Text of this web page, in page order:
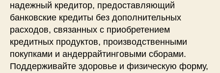
надежный кредитор, предоставляющий
банковские кредиты без дополнительных
расходов, связанных с приобретением
кредитных продуктов, производственными
покупками и андеррайтинговыми сборами.
Поддерживайте здоровье и физическую форму,